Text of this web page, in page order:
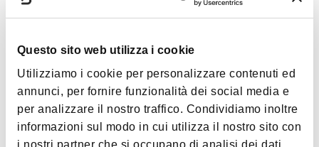
Questo sito web utilizza i cookie
Utilizziamo i cookie per personalizzare contenuti ed
annunci, per fornire funzionalità dei social media e
per analizzare il nostro traffico. Condividiamo inoltre
informazioni sul modo in cui utilizza il nostro sito con
i nostri partner che si occupano di analisi dei dati
HOTELS